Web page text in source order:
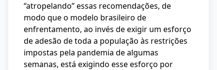
“atropelando” essas recomendações, de
modo que o modelo brasileiro de
enfrentamento, ao invés de exigir um esforço
de adesão de toda a população às restrições
impostas pela pandemia de algumas
semanas, está exigindo esse esforço por